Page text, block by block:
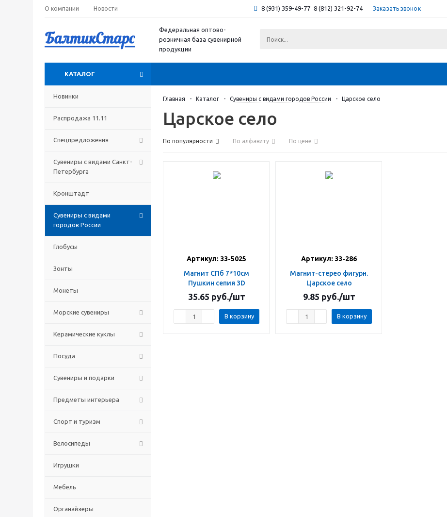
О компании Новости 8 (931) 359-49-77 8 (812) 321-92-74 Заказать звонок
Федеральная оптово-
розничная база сувенирной
продукции
КАТАЛОГ
Новинки
Распродажа 11.11
Спецпредложения
Сувениры с видами Санкт-
Петербурга
Кронштадт
Сувениры с видами
городов России
Глобусы
Зонты
Монеты
Морские сувениры
Керамические куклы
Посуда
Сувениры и подарки
Предметы интерьера
Спорт и туризм
Велосипеды
Игрушки
Мебель
Органайзеры
Главная - Каталог - Сувениры с видами городов России - Царское село
Царское село
По популярности По алфавиту По цене
Артикул: 33-5025
Магнит СПб 7*10см
Пушкин сепия 3D
35.65 руб./шт
В корзину
Артикул: 33-286
Магнит-стерео фигурн.
Царское село
9.85 руб./шт
В корзину